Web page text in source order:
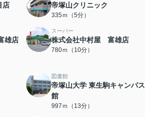
店 帝塚山クリニック
335ｍ（5分）
雄店
スーパー
株式会社中村屋 富雄店
780ｍ（10分）
図書館
帝塚山大学 東生駒キャンパ
館
997ｍ（13分）